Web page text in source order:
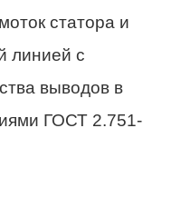
статора и
линией с
выводов в
ГОСТ 2.751-